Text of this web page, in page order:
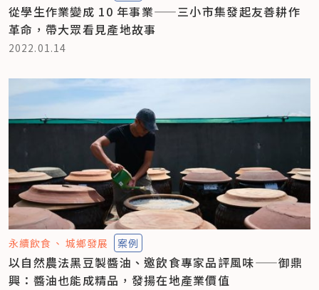
從學生作業變成 10 年事業——三小市集發起友善耕作
革命，帶大眾看見產地故事
2022.01.14
永續飲食 城鄉發展 案例
以自然農法黑豆製醬油、邀飲食專家品評風味——御鼎
興：醬油也能成精品，發揚在地產業價值